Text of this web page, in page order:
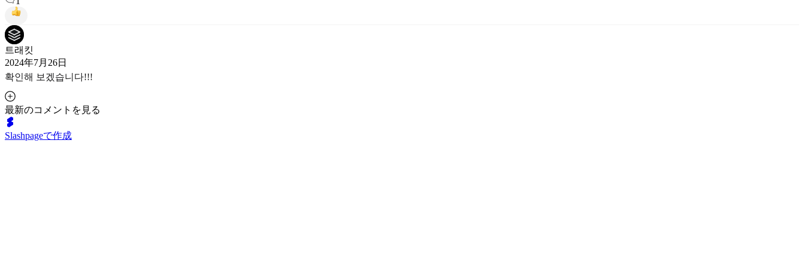
트래킷
2024年7月26日
확인해 보겠습니다!!!
最新のコメントを見る
Slashpageで作成